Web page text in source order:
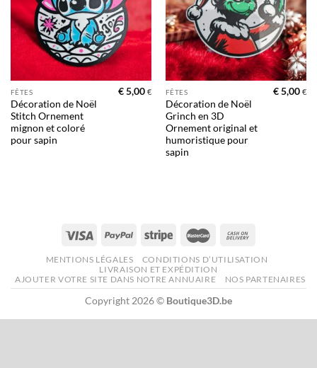
FÊTES
Décoration de Noël
Stitch Ornement
mignon et coloré
pour sapin
€5,00 € FÊTES
Décoration de Noël
Grinch en 3D
Ornement original et
humoristique pour
sapin
€5,00 €
MENTIONS LÉGALES
CONDITIONS D’UTILISATION
LIVRAISON ET EXPÉDITION
AJOUTER VOTRE SITE DANS NOTRE ANNUAIRE
NOS PARTENAIRES
Copyright 2026 © Boutique3D.be